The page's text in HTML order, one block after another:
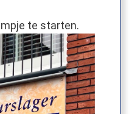
te starten.